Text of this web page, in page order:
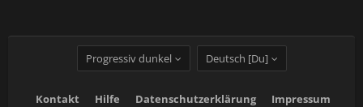
Progressiv dunkel Deutsch [Du]
Kontakt Hilfe Datenschutzerklärung Impressum